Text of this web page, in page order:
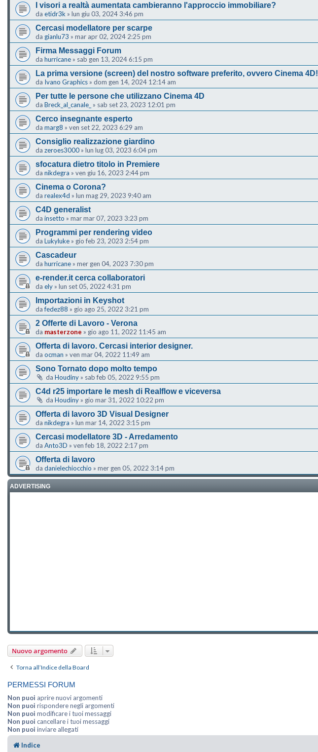
I visori a realtà aumentata cambieranno l'approccio immobiliare?
da etidr3k » lun giu 03, 2024 3:46 pm
Cercasi modellatore per scarpe
da gianlu73 » mar apr 02, 2024 2:25 pm
Firma Messaggi Forum
da hurricane » sab gen 13, 2024 6:15 pm
La prima versione (screen) del nostro software preferito, ovvero Cinema 4D!
da Ivano Graphics » dom gen 14, 2024 12:14 am
Per tutte le persone che utilizzano Cinema 4D
da Breck_al_canale_ » sab set 23, 2023 12:01 pm
Cerco insegnante esperto
da marg8 » ven set 22, 2023 6:29 am
Consiglio realizzazione giardino
da zeroes3000 » lun lug 03, 2023 6:04 pm
sfocatura dietro titolo in Premiere
da nikdegra » ven giu 16, 2023 2:44 pm
Cinema o Corona?
da realex4d » lun mag 29, 2023 9:40 am
C4D generalist
da insetto » mar mar 07, 2023 3:23 pm
Programmi per rendering video
da Lukyluke » gio feb 23, 2023 2:54 pm
Cascadeur
da hurricane » mer gen 04, 2023 7:30 pm
e-render.it cerca collaboratori
da ely » lun set 05, 2022 4:31 pm
Importazioni in Keyshot
dafedez88 » gio ago 25, 2022 3:21 pm
2 Offerte di Lavoro - Verona
da masterzone » gio ago 11, 2022 11:45 am
Offerta di lavoro. Cercasi interior designer.
da ocman » ven mar 04, 2022 11:49 am
Sono Tornato dopo molto tempo
da Houdiny » sab feb 05, 2022 9:55 pm
C4d r25 importare le mesh di Realflow e viceversa
da Houdiny » gio mar 31, 2022 10:22 pm
Offerta di lavoro 3D Visual Designer
da nikdegra » lun mar 14, 2022 3:15 pm
Cercasi modellatore 3D - Arredamento
da Anto3D » ven feb 18, 2022 2:17 pm
Offerta di lavoro
da danielechiocchio » mer gen 05, 2022 3:14 pm
ADVERTISING
Nuovo argomento
Torna all’Indice della Board
PERMESSI FORUM
Non puoi aprire nuovi argomenti
Non puoi rispondere negli argomenti
Non puoi modificare i tuoi messaggi
Non puoi cancellare i tuoi messaggi
Non puoi inviare allegati
Indice